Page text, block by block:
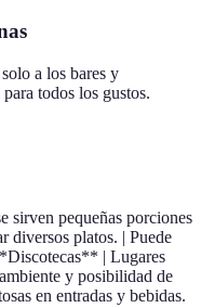
a los bares y
todos los gustos.
sirven pequeñas porciones
diversos platos. | Puede
| Lugares
y posibilidad de
en entradas y bebidas.